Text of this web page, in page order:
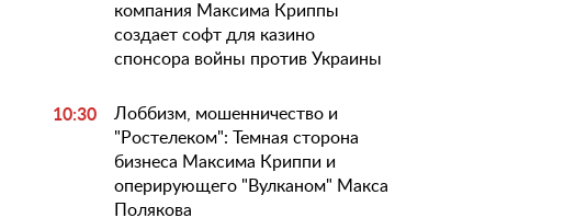
компания Максима Криппы
создает софт для казино
спонсора войны против Украины
10:30
Лоббизм, мошенничество и
"Ростелеком": Темная сторона
бизнеса Максима Криппи и
оперирующего "Вулканом" Макса
Полякова